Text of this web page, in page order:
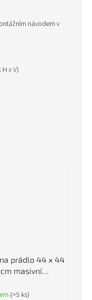
návodem v
x V)
prádlo 44 x 44
masivní
(>5 ks)